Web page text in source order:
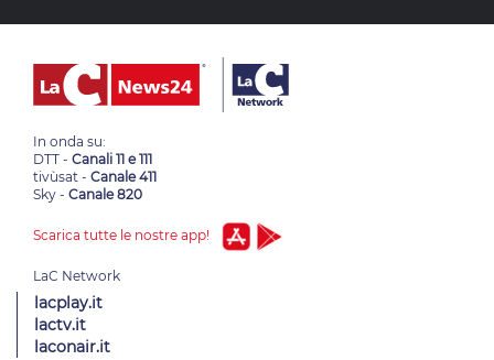
In onda su:
DTT - Canali 11 e 111
tivùsat - Canale 411
Sky - Canale 820
Scarica tutte le nostre app!
lacplay.it
lactv.it
laconair.it